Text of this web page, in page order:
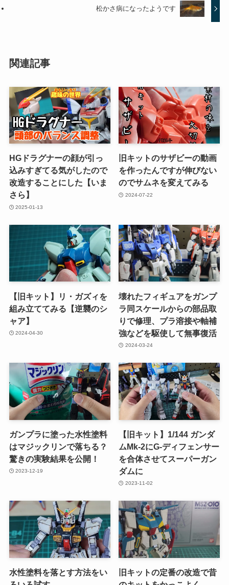
松かさ病になったようです
関連記事
HGドラグナーの顔が引っ
込みすぎてる気がしたので
改造することにした【いま
さら】
2025-01-13
旧キットのサザビーの動画
を作ったんですが伸びない
のでサムネを変えてみる
2024-07-22
【旧キット】リ・ガズィを
組み立ててみる【逆襲のシ
ャア】
2024-04-30
壊れたフィギュアをガンプ
ラ同スケールからの部品取
りで修理、プラ溶接や軸補
強などを駆使して無事復活
2024-03-24
ガンプラに塗った水性塗料
はマジックリンで落ちる？
驚きの実験結果を公開！
2023-12-19
【旧キット】1/144 ガンダ
ムMk-2にG-ディフェンサー
を合体させてスーパーガン
ダムに
2023-11-02
水性塗料を落とす方法をい
旧キットの定番の改造で昔